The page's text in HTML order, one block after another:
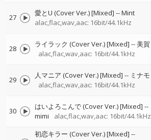
27 愛とU (Cover Ver.) [Mixed] --Mint
alac,flac,wav,aac: 16bit/44.1kHz
28 ライラック (Cover Ver.) [Mixed] --美賀
alac,flac,wav,aac: 16bit/44.1kHz
29 人マニア (Cover Ver.) [Mixed] -- ミナモ
alac,flac,wav,aac: 16bit/44.1kHz
30 はいよろこんで (Cover Ver.) [Mixed] --
mimi
alac,flac,wav,aac: 16bit/44.1kHz
初恋キラー (Cover Ver.) [Mixed] --